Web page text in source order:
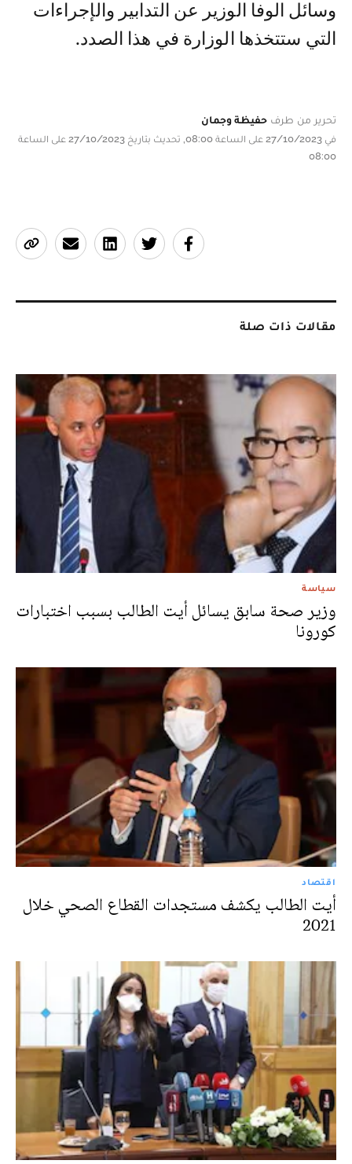
وسائل الوفا الوزير عن التدابير والإجراءات
التي ستتخذها الوزارة في هذا الصدد.
تحرير من طرف حفيظة وجمان
في 27/10/2023 على الساعة 08:00, تحديث بتاريخ 27/10/2023 على الساعة
08:00
مقالات ذات صلة
سياسة
وزير صحة سابق يسائل أيت الطالب بسبب اختبارات
كورونا
اقتصاد
أيت الطالب يكشف مستجدات القطاع الصحي خلال
2021